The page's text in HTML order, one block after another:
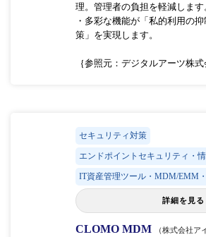
理。管理者の負担を軽減します
・多彩な機能が「私的利用の
策」を実現します。
｛参照元：デジタルアーツ株式
セキュリティ対策
エンドポイントセキュリティ・
IT資産管理ツール・MDM/EMM
詳細を見る
CLOMO MDM
（株式会社ア